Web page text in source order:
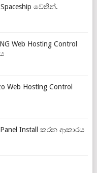
වෙතින්.
Web Hosting Control
Web Hosting Control
Install කරන ආකාරය